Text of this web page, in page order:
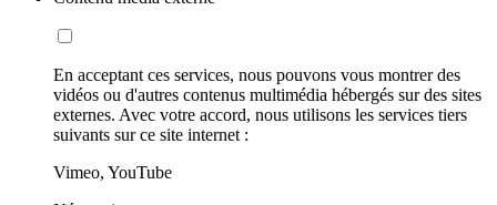
En acceptant ces services, nous pouvons vous montrer des
vidéos ou d'autres contenus multimédia hébergés sur des sites
externes. Avec votre accord, nous utilisons les services tiers
suivants sur ce site internet :
Vimeo, YouTube